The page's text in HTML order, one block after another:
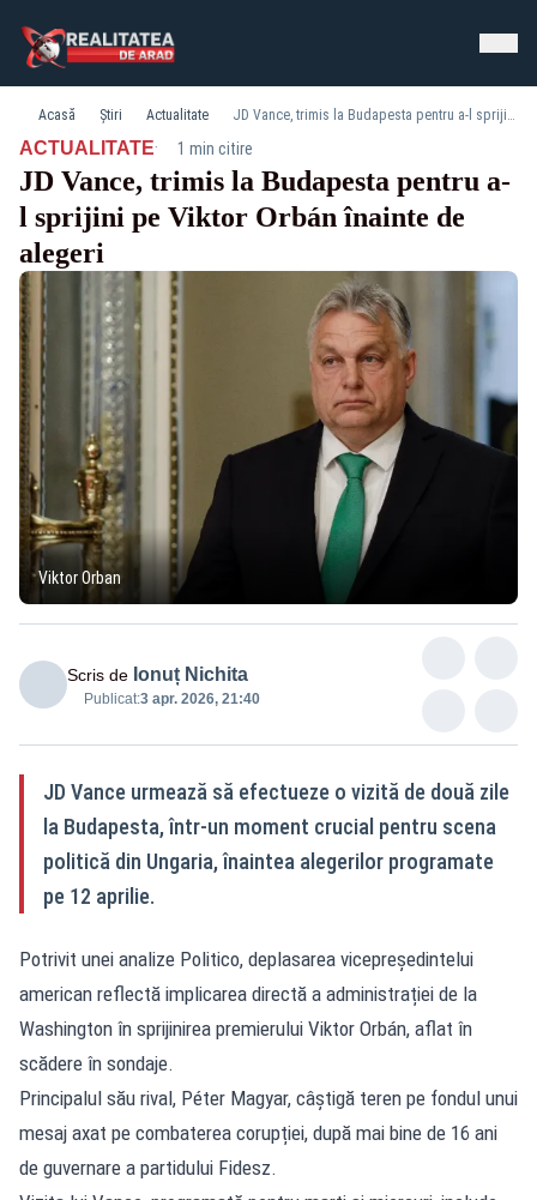
Acasă Știri Actualitate JD Vance, trimis la Budapesta pentru a-l sprijini pe Viktor Orbán înainte de alegeri
ACTUALITATE· 1 min citire
JD Vance, trimis la Budapesta pentru a-
l sprijini pe Viktor Orbán înainte de
alegeri
Viktor Orban
Scris de Ionuț Nichita
Publicat:3 apr. 2026, 21:40
JD Vance urmează să efectueze o vizită de două zile
la Budapesta, într-un moment crucial pentru scena
politică din Ungaria, înaintea alegerilor programate
pe 12 aprilie.
Potrivit unei analize Politico, deplasarea vicepreședintelui
american reflectă implicarea directă a administrației de la
Washington în sprijinirea premierului Viktor Orbán, aflat în
scădere în sondaje.
Principalul său rival, Péter Magyar, câștigă teren pe fondul unui
mesaj axat pe combaterea corupției, după mai bine de 16 ani
de guvernare a partidului Fidesz.